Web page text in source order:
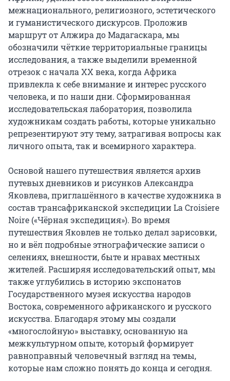
межнационального, религиозного, эстетического
и гуманистического дискурсов. Проложив
маршрут от Алжира до Мадагаскара, мы
обозначили чёткие территориальные границы
исследования, а также выделили временной
отрезок с начала XX века, когда Африка
привлекла к себе внимание и интерес русского
человека, и по наши дни. Сформированная
исследовательская лаборатория, позволила
художникам создать работы, которые уникально
репрезентируют эту тему, затрагивая вопросы как
личного опыта, так и всемирного характера.
Основой нашего путешествия является архив
путевых дневников и рисунков Александра
Яковлева, приглашённого в качестве художника в
состав трансафриканской экспедиции La Croisiere
Noire («Чёрная экспедиция»). Во время
путешествия Яковлев не только делал зарисовки,
но и вёл подробные этнографические записи о
селениях, внешности, быте и нравах местных
жителей. Расширяя исследовательский опыт, мы
также углубились в историю экспонатов
Государственного музея искусства народов
Востока, современного африканского и русского
искусства. Благодаря этому мы создали
«многослойную» выставку, основанную на
межкультурном опыте, который формирует
равноправный человечный взгляд на темы,
которые нам сложно понять до конца и сегодня.